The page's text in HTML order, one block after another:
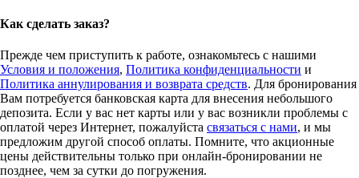
Как сделать заказ?
Прежде чем приступить к работе, ознакомьтесь с нашими
Условия и положения, Политика конфиденциальности и
Политика аннулирования и возврата средств. Для бронирования
Вам потребуется банковская карта для внесения небольшого
депозита. Если у вас нет карты или у вас возникли проблемы с
оплатой через Интернет, пожалуйста связаться с нами, и мы
предложим другой способ оплаты. Помните, что акционные
цены действительны только при онлайн-бронировании не
позднее, чем за сутки до погружения.